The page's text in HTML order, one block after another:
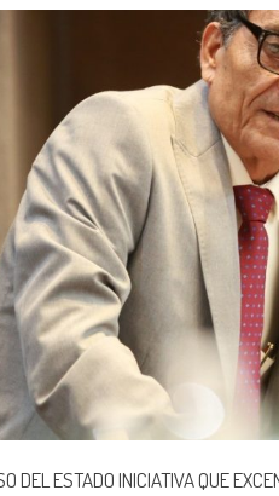
DEL ESTADO INICIATIVA QUE